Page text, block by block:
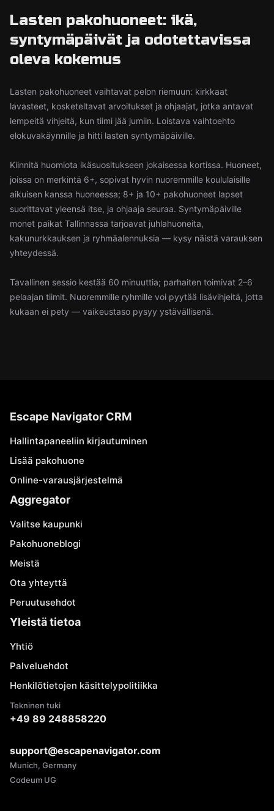
Lasten pakohuoneet: ikä,
syntymäpäivät ja odotettavissa
oleva kokemus
Lasten pakohuoneet vaihtavat pelon riemuun: kirkkaat
lavasteet, kosketeltavat arvoitukset ja ohjaajat, jotka antavat
lempeitä vihjeitä, kun tiimi jää jumiin. Loistava vaihtoehto
elokuvakäynnille ja hitti lasten syntymäpäiville.
Kiinnitä huomiota ikäsuositukseen jokaisessa kortissa. Huoneet,
joissa on merkintä 6+, sopivat hyvin nuoremmille koululaisille
aikuisen kanssa huoneessa; 8+ ja 10+ pakohuoneet lapset
suorittavat yleensä itse, ja ohjaaja seuraa. Syntymäpäiville
monet paikat Tallinnassa tarjoavat juhlahuoneita,
kakunurkkauksen ja ryhmäalennuksia — kysy näistä varauksen
yhteydessä.
Tavallinen sessio kestää 60 minuuttia; parhaiten toimivat 2–6
pelaajan tiimit. Nuoremmille ryhmille voi pyytää lisävihjeitä, jotta
kukaan ei pety — vaikeustaso pysyy ystävällisenä.
Escape Navigator CRM
Hallintapaneeliin kirjautuminen
Lisää pakohuone
Online-varausjärjestelmä
Aggregator
Valitse kaupunki
Pakohuoneblogi
Meistä
Ota yhteyttä
Peruutusehdot
Yleistä tietoa
Yhtiö
Palveluehdot
Henkilötietojen käsittelypolitiikka
Tekninen tuki
+49 89 248858220
support@escapenavigator.com
Munich, Germany
Codeum UG